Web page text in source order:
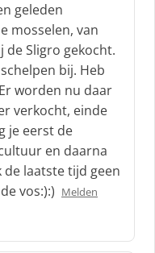
geleden
mosselen, van
de Sligro gekocht.
bij. Heb
worden nu daar
verkocht, einde
je eerst de
en daarna
de laatste tijd geen
vos:):) Melden